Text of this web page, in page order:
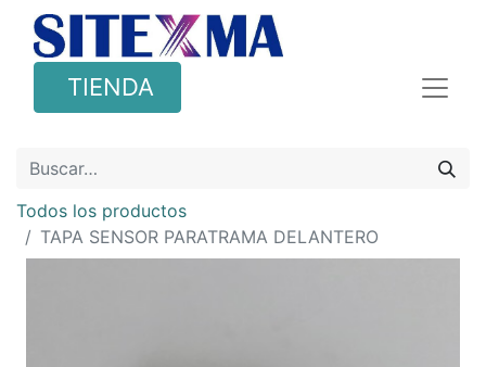
TIENDA
Todos los productos
TAPA SENSOR PARATRAMA DELANTERO